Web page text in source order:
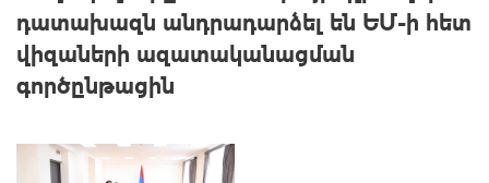
դատախազն անդրադարձել են ԵՄ-ի հետ
վիզաների ազատականացման
գործընթացին